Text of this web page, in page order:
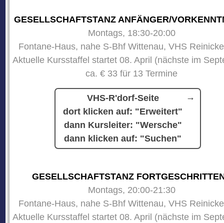
GESELLSCHAFTSTANZ ANFÄNGER/
Montags, 18:30-20:00
Fontane-Haus, nahe S-Bhf Wittenau, VHS
Aktuelle Kursstaffel startet 08. April (nächste im
ca. € 33 für 13 Termine
VHS-R'dorf-Seite
dort klicken auf: "Erweitert"
dann Kursleiter: "Wersche"
dann klicken auf: "Suchen"
GESELLSCHAFTSTANZ
Montags, 20:00-21:30
Fontane-Haus, nahe S-Bhf Wittenau, VHS
Aktuelle Kursstaffel startet 08. April (nächste im